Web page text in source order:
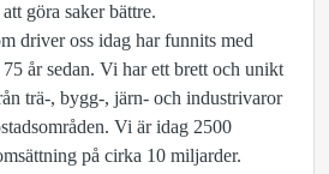
göra saker bättre.
driver oss idag har funnits med
år sedan. Vi har ett brett och unikt
trä-, bygg-, järn- och industrivaror
Vi är idag 2500
på cirka 10 miljarder.